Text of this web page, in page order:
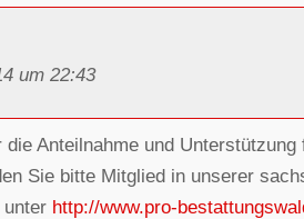
um 22:43
die Anteilnahme und
Sie bitte Mitglied in unserer
http://www.pro-